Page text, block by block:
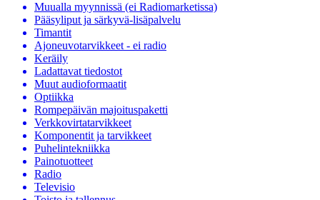
Muualla myynnissä (ei Radiomarketissa)
Pääsyliput ja särkyvä-lisäpalvelu
Timantit
Ajoneuvotarvikkeet - ei radio
Keräily
Ladattavat tiedostot
Muut audioformaatit
Optiikka
Rompepäivän majoituspaketti
Verkkovirtatarvikkeet
Komponentit ja tarvikkeet
Puhelintekniikka
Painotuotteet
Radio
Televisio